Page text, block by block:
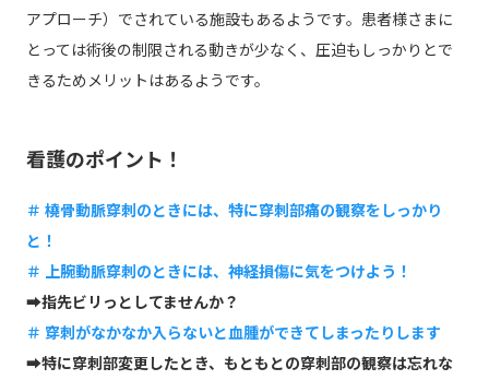
アプローチ）でされている施設もあるようです。患者様さまに
とっては術後の制限される動きが少なく、圧迫もしっかりとで
きるためメリットはあるようです。
看護のポイント！
＃ 橈骨動脈穿刺のときには、特に穿刺部痛の観察をしっかり
と！
＃ 上腕動脈穿刺のときには、神経損傷に気をつけよう！
➡指先ビリっとしてませんか？
＃ 穿刺がなかなか入らないと血腫ができてしまったりします
➡特に穿刺部変更したとき、もともとの穿刺部の観察は忘れな